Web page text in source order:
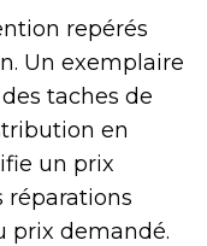
repérés
Un exemplaire
taches de
en
un prix
réparations
prix demandé.